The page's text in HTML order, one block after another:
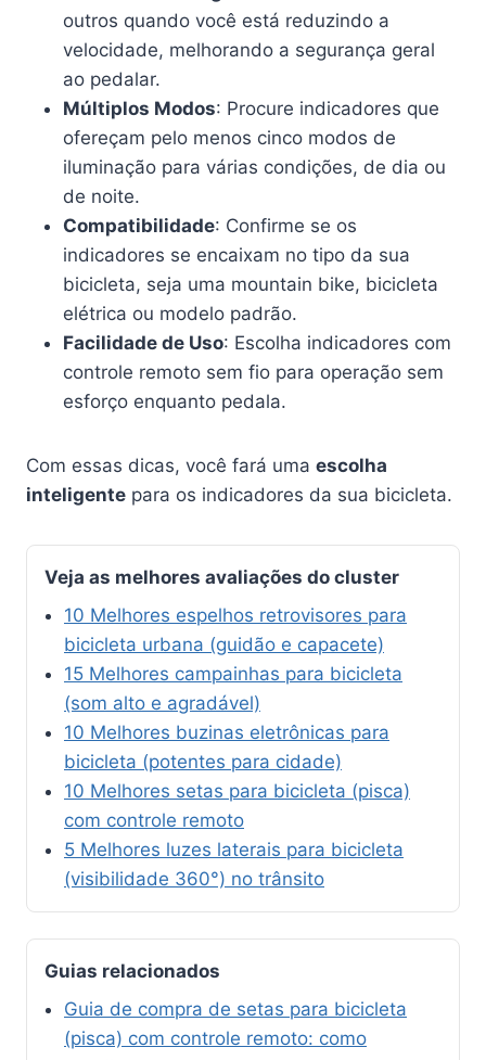
outros quando você está reduzindo a
velocidade, melhorando a segurança geral
ao pedalar.
Múltiplos Modos: Procure indicadores que
ofereçam pelo menos cinco modos de
iluminação para várias condições, de dia ou
de noite.
Compatibilidade: Confirme se os
indicadores se encaixam no tipo da sua
bicicleta, seja uma mountain bike, bicicleta
elétrica ou modelo padrão.
Facilidade de Uso: Escolha indicadores com
controle remoto sem fio para operação sem
esforço enquanto pedala.
Com essas dicas, você fará uma escolha
inteligente para os indicadores da sua bicicleta.
Veja as melhores avaliações do cluster
10 Melhores espelhos retrovisores para
bicicleta urbana (guidão e capacete)
15 Melhores campainhas para bicicleta
(som alto e agradável)
10 Melhores buzinas eletrônicas para
bicicleta (potentes para cidade)
10 Melhores setas para bicicleta (pisca)
com controle remoto
5 Melhores luzes laterais para bicicleta
(visibilidade 360°) no trânsito
Guias relacionados
Guia de compra de setas para bicicleta
(pisca) com controle remoto: como